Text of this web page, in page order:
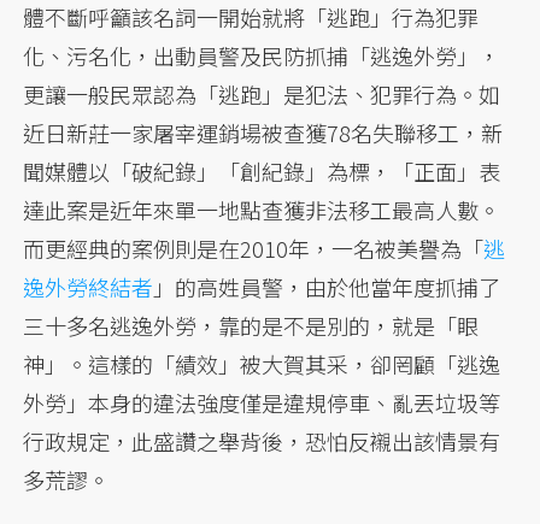
體不斷呼籲該名詞一開始就將「逃跑」行為犯罪
化、污名化，出動員警及民防抓捕「逃逸外勞」，
更讓一般民眾認為「逃跑」是犯法、犯罪行為。如
近日新莊一家屠宰運銷場被查獲78名失聯移工，新
聞媒體以「破紀錄」「創紀錄」為標，「正面」表
達此案是近年來單一地點查獲非法移工最高人數。
而更經典的案例則是在2010年，一名被美譽為「逃
逸外勞終結者 」的高姓員警，由於他當年度抓捕了
三十多名逃逸外勞，靠的是不是別的，就是「眼
神」。這樣的「績效」被大賀其采，卻罔顧「逃逸
外勞」本身的違法強度僅是違規停車、亂丟垃圾等
行政規定，此盛讚之舉背後，恐怕反襯出該情景有
多荒謬。